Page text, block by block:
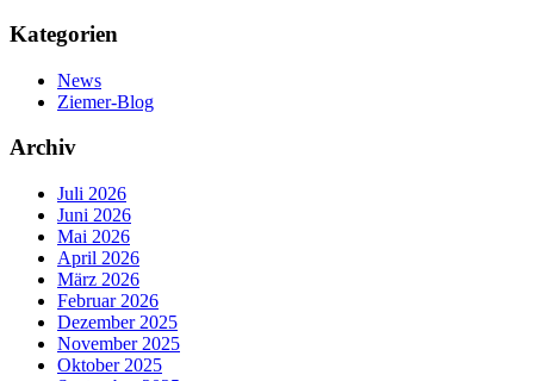
Kategorien
News
Ziemer-Blog
Archiv
Juli 2026
Juni 2026
Mai 2026
April 2026
März 2026
Februar 2026
Dezember 2025
November 2025
Oktober 2025